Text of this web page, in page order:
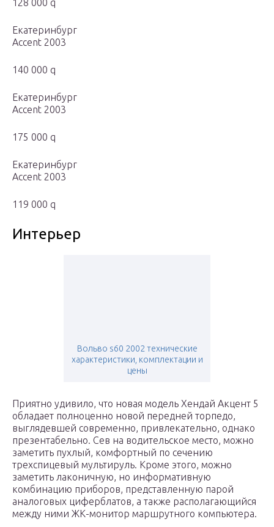
128 000 q
Екатеринбург
Accent 2003
140 000 q
Екатеринбург
Accent 2003
175 000 q
Екатеринбург
Accent 2003
119 000 q
Интерьер
Вольво s60 2002 технические
характеристики, комплектации и
цены
Приятно удивило, что новая модель Хендай Акцент 5
обладает полноценно новой передней торпедо,
выглядевшей современно, привлекательно, однако
презентабельно. Сев на водительское место, можно
заметить пухлый, комфортный по сечению
трехспицевый мультируль. Кроме этого, можно
заметить лаконичную, но информативную
комбинацию приборов, представленную парой
аналоговых циферблатов, а также располагающийся
между ними ЖК-монитор маршрутного компьютера.